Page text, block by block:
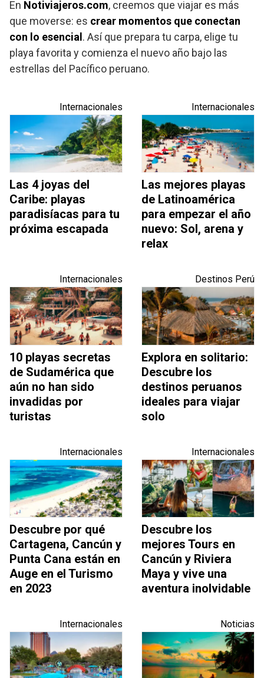
En Notiviajeros.com, creemos que viajar es más
que moverse: es crear momentos que conectan
con lo esencial . Así que prepara tu carpa, elige tu
playa favorita y comienza el nuevo año bajo las
estrellas del Pacífico peruano.
Internacionales
Las 4 joyas del
Caribe: playas
paradisíacas para tu
próxima escapada
Internacionales
Las mejores playas
de Latinoamérica
para empezar el año
nuevo: Sol, arena y
relax
Internacionales
10 playas secretas
de Sudamérica que
aún no han sido
invadidas por
turistas
Destinos Perú
Explora en solitario:
Descubre los
destinos peruanos
ideales para viajar
solo
Internacionales
Descubre por qué
Cartagena, Cancún y
Punta Cana están en
Auge en el Turismo
en 2023
Internacionales
Descubre los
mejores Tours en
Cancún y Riviera
Maya y vive una
aventura inolvidable
Internacionales Noticias